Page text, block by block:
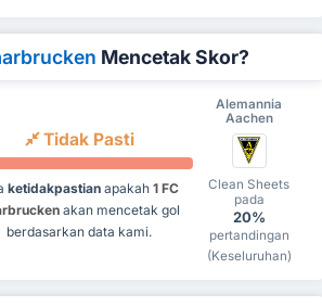
Mencetak Skor?
Alemannia
Aachen
Tidak Pasti
ketidakpastianapakah 1 FC
akan mencetak gol
berdasarkan data kami.
Clean Sheets
pada
20%
pertandingan
(Keseluruhan)